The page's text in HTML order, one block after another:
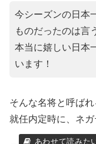
今シーズンの日本
ものだったのは言
本当に嬉しい日本
います！
そんな名将と呼ば
就任内定時に、ネ